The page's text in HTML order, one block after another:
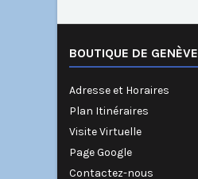
BOUTIQUE DE GENÈVE
Adresse et Horaires
Plan Itinéraires
Visite Virtuelle
Page Google
Contactez-nous